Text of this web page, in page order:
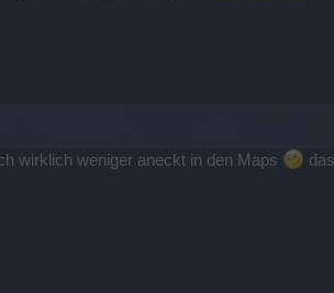
wirklich weniger aneckt in den Maps